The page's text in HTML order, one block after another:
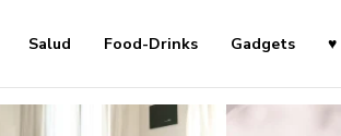
Salud Food-Drinks Gadgets ♥